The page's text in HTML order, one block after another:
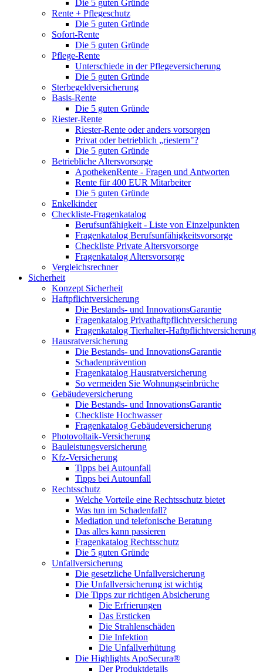
Die 5 guten Gründe
Rente + Pflegeschutz
Die 5 guten Gründe
Sofort-Rente
Die 5 guten Gründe
Pflege-Rente
Unterschiede in der Pflegeversicherung
Die 5 guten Gründe
Sterbegeldversicherung
Basis-Rente
Die 5 guten Gründe
Riester-Rente
Riester-Rente oder anders vorsorgen
Privat oder betrieblich „riestern"?
Die 5 guten Gründe
Betriebliche Altersvorsorge
ApothekenRente - Fragen und Antworten
Rente für 400 EUR Mitarbeiter
Die 5 guten Gründe
Enkelkinder
Checkliste-Fragenkatalog
Berufsunfähigkeit - Liste von Einzelpunkten
Fragenkatalog Berufsunfähigkeitsvorsorge
Checkliste Private Altersvorsorge
Fragenkatalog Altersvorsorge
Vergleichsrechner
Sicherheit
Konzept Sicherheit
Haftpflichtversicherung
Die Bestands- und InnovationsGarantie
Fragenkatalog Privathaftpflichtversicherung
Fragenkatalog Tierhalter-Haftpflichtversicherung
Hausratversicherung
Die Bestands- und InnovationsGarantie
Schadenprävention
Fragenkatalog Hausratversicherung
So vermeiden Sie Wohnungseinbrüche
Gebäudeversicherung
Die Bestands- und InnovationsGarantie
Checkliste Hochwasser
Fragenkatalog Gebäudeversicherung
Photovoltaik-Versicherung
Bauleistungsversicherung
Kfz-Versicherung
Tipps bei Autounfall
Tipps bei Autounfall
Rechtsschutz
Welche Vorteile eine Rechtsschutz bietet
Was tun im Schadenfall?
Mediation und telefonische Beratung
Das alles kann passieren
Fragenkatalog Rechtsschutz
Die 5 guten Gründe
Unfallversicherung
Die gesetzliche Unfallversicherung
Die Unfallversicherung ist wichtig
Die Tipps zur richtigen Absicherung
Die Erfrierungen
Das Ersticken
Die Strahlenschäden
Die Infektion
Die Unfallverhütung
Die Highlights ApoSecura®
Der Produktdetails